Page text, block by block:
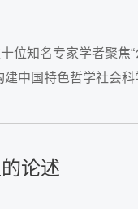
知名专家学者聚焦
中国特色哲学社会
论述